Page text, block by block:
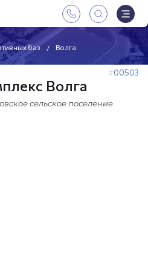
баз Волга
00503
Волга
сельское поселение